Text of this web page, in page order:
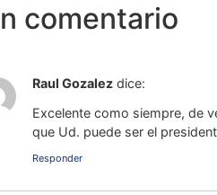
comentario
Raul Gozalez dice:
Excelente como siempre, de
que Ud. puede ser el
Responder